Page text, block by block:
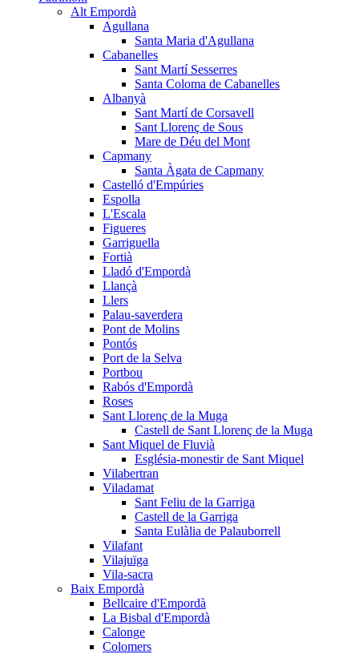
Alt Empordà
Agullana
Santa Maria d'Agullana
Cabanelles
Sant Martí Sesserres
Santa Coloma de Cabanelles
Albanyà
Sant Martí de Corsavell
Sant Llorenç de Sous
Mare de Déu del Mont
Capmany
Santa Àgata de Capmany
Castelló d'Empúries
Espolla
L'Escala
Figueres
Garriguella
Fortià
Lladó d'Empordà
Llançà
Llers
Palau-saverdera
Pont de Molins
Pontós
Port de la Selva
Portbou
Rabós d'Empordà
Roses
Sant Llorenç de la Muga
Castell de Sant Llorenç de la Muga
Sant Miquel de Fluvià
Església-monestir de Sant Miquel
Vilabertran
Viladamat
Sant Feliu de la Garriga
Castell de la Garriga
Santa Eulàlia de Palauborrell
Vilafant
Vilajuïga
Vila-sacra
Baix Empordà
Bellcaire d'Empordà
La Bisbal d'Empordà
Calonge
Colomers